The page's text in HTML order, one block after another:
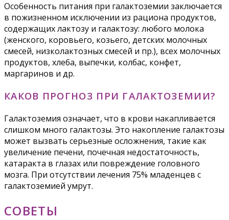
Особенность питания при галактоземии заключается
в пожизненном исключении из рациона продуктов,
содержащих лактозу и галактозу: любого молока
(женского, коровьего, козьего, детских молочных
смесей, низколактозных смесей и пр.), всех молочных
продуктов, хлеба, выпечки, колбас, конфет,
маргаринов и др.
КАКОВ ПРОГНОЗ ПРИ ГАЛАКТОЗЕМИИ?
Галактоземия означает, что в крови накапливается
слишком много галактозы. Это накопление галактозы
может вызвать серьезные осложнения, такие как
увеличение печени, почечная недостаточность,
катаракта в глазах или повреждение головного
мозга. При отсутствии лечения 75% младенцев с
галактоземией умрут.
СОВЕТЫ